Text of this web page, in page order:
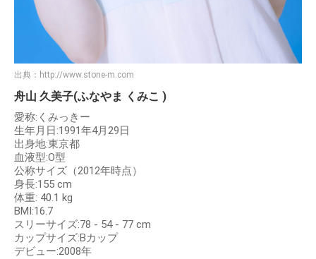
出典： http://www.stone-m.com
舟山 久美子(ふなやま くみこ )
愛称:くみっきー
生年月日:1991年4月29日
出身地:東京都
血液型:O型
公称サイズ（2012年時点）
身長:155 cm
体重: 40.1 kg
BMI:16.7
スリーサイズ:78 - 54 - 77 cm
カップサイズ:Bカップ
デビュー:2008年